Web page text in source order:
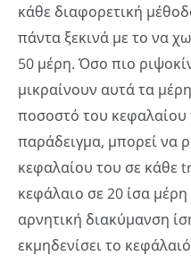
κάθε διαφορετική
πάντα ξεκινά με το να
50 μέρη. Όσο πιο
μικραίνουν αυτά τα
ποσοστό του κεφαλαίου
παράδειγμα, μπορεί να
κεφαλαίου του σε κάθε
κεφάλαιο σε 20 ίσα
αρνητική διακύμανση
εκμηδενίσει το